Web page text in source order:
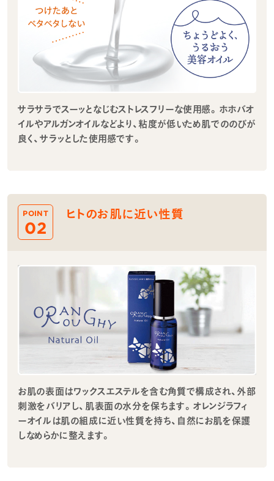
サラサラでスーッとなじむストレスフリーな使用感。ホホバオ
イルやアルガンオイルなどより、粘度が低いため肌でののびが
良く、サラッとした使用感です。
POINT
02
ヒトのお肌に近い性質
お肌の表面はワックスエステルを含む角質で構成され、外部
刺激をバリアし、肌表面の水分を保ちます。オレンジラフィ
ーオイルは肌の組成に近い性質を持ち、自然にお肌を保護
しなめらかに整えます。